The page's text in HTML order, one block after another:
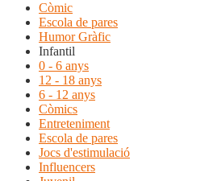
Còmic
Escola de pares
Humor Gràfic
Infantil
0 - 6 anys
12 - 18 anys
6 - 12 anys
Còmics
Entreteniment
Escola de pares
Jocs d'estimulació
Influencers